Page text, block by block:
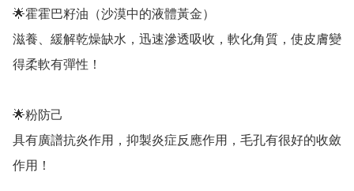
🌟霍霍巴籽油（沙漠中的液體黃金）
滋養、緩解乾燥缺水，迅速滲透吸收，軟化角質，使皮膚變
得柔軟有彈性！
🌟粉防己
具有廣譜抗炎作用，抑製炎症反應作用，毛孔有很好的收斂
作用！